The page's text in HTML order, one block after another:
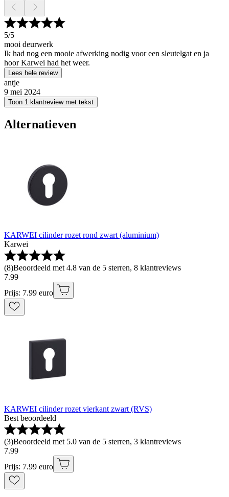
5/5
mooi deurwerk
Ik had nog een mooie afwerking nodig voor een sleutelgat en ja
hoor Karwei had het weer.
Lees hele review
antje
9 mei 2024
Toon 1 klantreview met tekst
Alternatieven
KARWEI cilinder rozet rond zwart (aluminium)
Karwei
(8)Beoordeeld met 4.8 van de 5 sterren, 8 klantreviews
7.99
Prijs: 7.99 euro
KARWEI cilinder rozet vierkant zwart (RVS)
Best beoordeeld
(3)Beoordeeld met 5.0 van de 5 sterren, 3 klantreviews
7.99
Prijs: 7.99 euro